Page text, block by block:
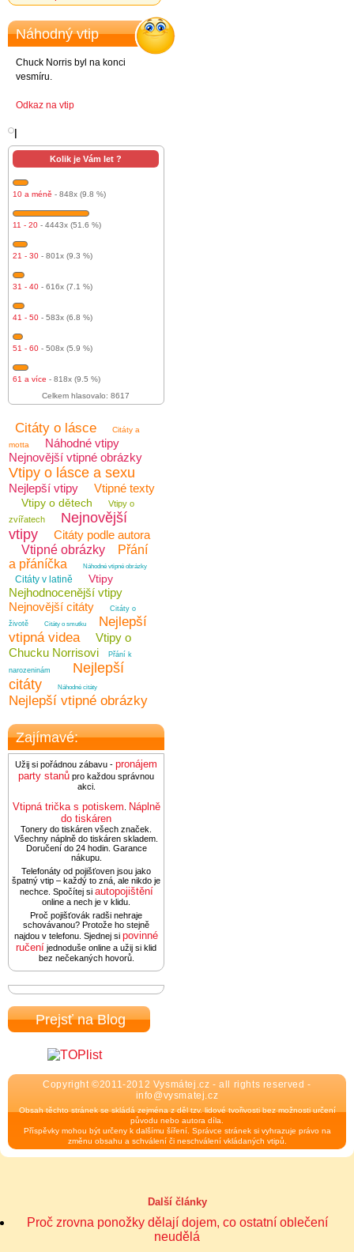
Náhodný vtip
Chuck Norris byl na konci
vesmíru.
Odkaz na vtip
Kolik je Vám let ?
10 a méně - 848x (9.8 %)
11 - 20 - 4443x (51.6 %)
21 - 30 - 801x (9.3 %)
31 - 40 - 616x (7.1 %)
41 - 50 - 583x (6.8 %)
51 - 60 - 508x (5.9 %)
61 a více - 818x (9.5 %)
Celkem hlasovalo: 8617
Citáty o lásce
Citáty a
motta
Náhodné vtipy
Nejnovější vtipné obrázky
Vtipy o lásce a sexu
Nejlepší vtipy Vtipné texty
Vtipy o dětech
Vtipy o
zvířatech
Nejnovější
vtipy
Citáty podle autora
Vtipné obrázky
Přání
a přáníčka
Náhodné vtipné obrázky
Citáty v latině Vtipy
Nejhodnocenější vtipy
Nejnovější citáty
Citáty o
životě
Citáty o smutku
Nejlepší
vtipná videa
Vtipy o
Chucku Norrisovi
Přání k
narozeninám
Nejlepší
citáty
Náhodné citáty
Nejlepší vtipné obrázky
Zajímavé:
Užij si pořádnou zábavu - pronájem
party stanů pro každou správnou
akci.
Vtipná trička s potiskem Náplně
do tiskáren
Tonery do tiskáren všech značek.
Všechny náplně do tiskáren skladem.
Doručení do 24 hodin. Garance
nákupu.
Telefonáty od pojišťoven jsou jako
špatný vtip – každý to zná, ale nikdo je
nechce. Spočítej si autopojištění
online a nech je v klidu.
Proč pojišťovák radši nehraje
schovávanou? Protože ho stejně
najdou v telefonu. Sjednej si povinné
ručení jednoduše online a užij si klid
bez nečekaných hovorů.
Prejsť na Blog
Copyright ©2011-2012 Vysmátej.cz - all rights reserved -
info@vysmatej.cz
Obsah těchto stránek se skládá zejména z děl tzv. lidové tvořivosti bez možnosti určení
původu nebo autora díla.
Příspěvky mohou být určeny k dalšímu šíření. Správce stránek si vyhrazuje právo na
změnu obsahu a schválení či neschválení vkládaných vtipů.
Další články
Proč zrovna ponožky dělají dojem, co ostatní oblečení
neudělá